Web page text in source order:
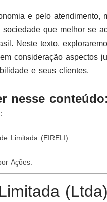
e pelo atendimento,
que melhor se
Neste texto,
consideração aspectos
e seus clientes.
nesse conteúdo:
Limitada (EIRELI):
Ações: